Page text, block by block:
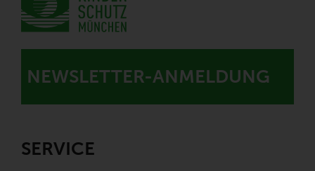
NEWSLETTER-ANMELDUNG
SERVICE